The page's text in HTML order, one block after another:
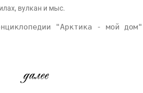
вулкан и мыс.
"Арктика - мой дом"